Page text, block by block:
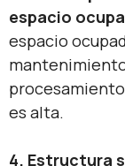
espacio
espacio
es alta.
4. Estructura